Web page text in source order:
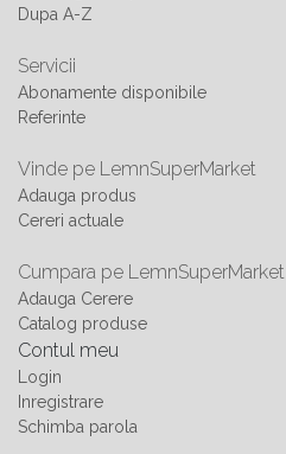
Dupa A-Z
Servicii
Abonamente disponibile
Referinte
Vinde pe LemnSuperMarket
Adauga produs
Cereri actuale
Cumpara pe LemnSuperMarket
Adauga Cerere
Catalog produse
Contul meu
Login
Inregistrare
Schimba parola